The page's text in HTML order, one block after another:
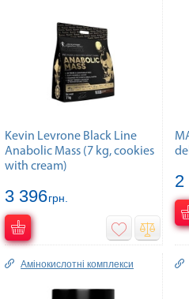
Kevin Levrone Black Line
Anabolic Mass (7 kg, cookies
with cream)
3 396грн.
2
Амінокислотні комплекси